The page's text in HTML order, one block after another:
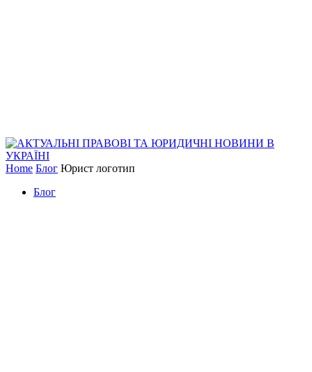
Home Блог Юрист логотип
Блог